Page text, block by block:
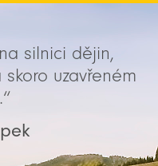
silnici dějin,
uzavřeném